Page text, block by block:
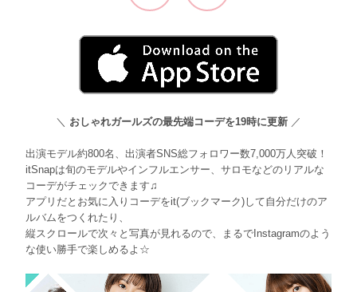
＼ おしゃれガールズの最先端コーデを19時に更新 ／
出演モデル約800名、出演者SNS総フォロワー数7,000万人突破！
itSnapは旬のモデルやインフルエンサー、サロモなどのリアルな
コーデがチェックできます♫
アプリだとお気に入りコーデをit(ブックマーク)して自分だけのア
ルバムをつくれたり、
縦スクロールで次々と写真が見れるので、まるでInstagramのよう
な使い勝手で楽しめるよ☆